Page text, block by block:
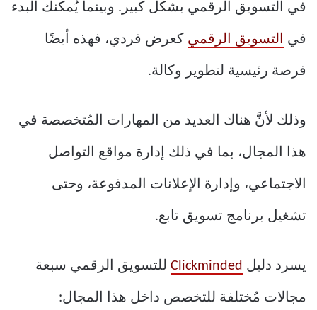
في التسويق الرقمي بشكل كبير. وبينما يُمكنك البدء
في التسويق الرقمي كعرض فردي، فهذه أيضًا
فرصة رئيسية لتطوير وكالة.
وذلك لأنَّ هناك العديد من المهارات المُتخصصة في
هذا المجال، بما في ذلك إدارة مواقع التواصل
الاجتماعي، وإدارة الإعلانات المدفوعة، وحتى
تشغيل برنامج تسويق تابع.
يسرد دليل Clickminded للتسويق الرقمي سبعة
مجالات مُختلفة للتخصص داخل هذا المجال: